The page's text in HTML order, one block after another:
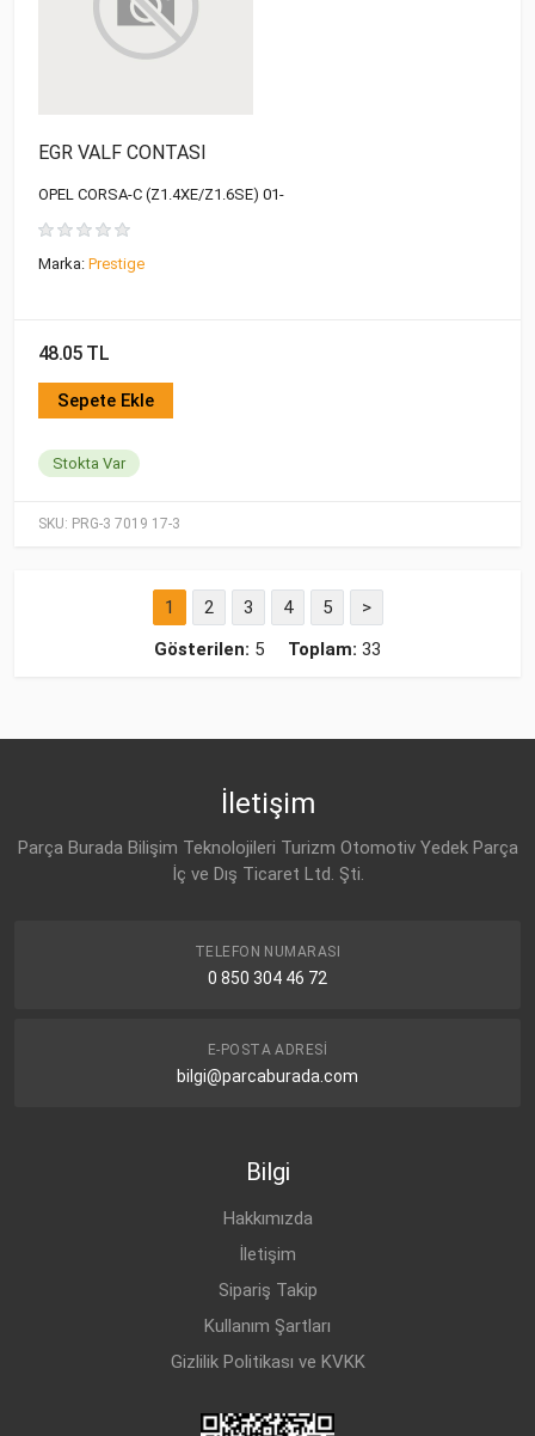
SKU: PRG-3 7019 17-3
EGR VALF CONTASI
OPEL CORSA-C (Z1.4XE/Z1.6SE) 01-
Marka: Prestige
48.05 TL
Sepete Ekle
Stokta Var
1 2 3 4 5
>
Gösterilen: 5 Toplam: 33
İletişim
Parça Burada Bilişim Teknolojileri Turizm Otomotiv Yedek Parça
İç ve Dış Ticaret Ltd. Şti.
TELEFON NUMARASI
0 850 304 46 72
E-POSTA ADRESI
bilgi@parcaburada.com
Bilgi
Hakkımızda
İletişim
Sipariş Takip
Kullanım Şartları
Gizlilik Politikası ve KVKK